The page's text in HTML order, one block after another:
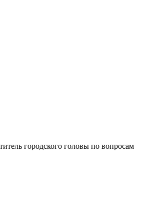
городского головы по вопросам